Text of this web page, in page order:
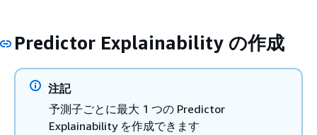
Predictor Explainability の作成
注記
予測子ごとに最大 1 つの Predictor
Explainability を作成できます